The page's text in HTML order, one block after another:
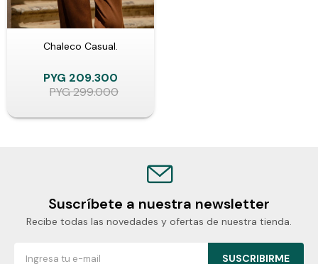
Chaleco Casual.
PYG 209.300
PYG299.000
Suscríbete a nuestra newsletter
Recibe todas las novedades y ofertas de nuestra tienda.
SUSCRIBIRME